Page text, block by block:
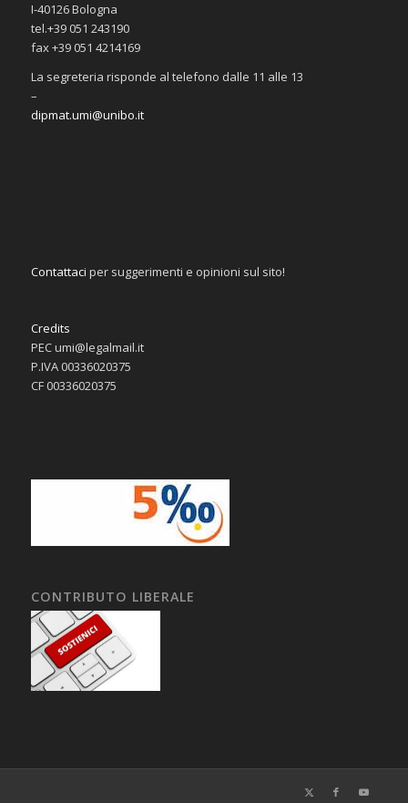
I-40126 Bologna
tel.+39 051 243190
fax +39 051 4214169
La segreteria risponde al telefono dalle 11 alle 13
–
dipmat.umi@unibo.it
Contattaci per suggerimenti e opinioni sul sito!
Credits
PEC umi@legalmail.it
P.IVA 00336020375
CF 00336020375
CONTRIBUTO LIBERALE